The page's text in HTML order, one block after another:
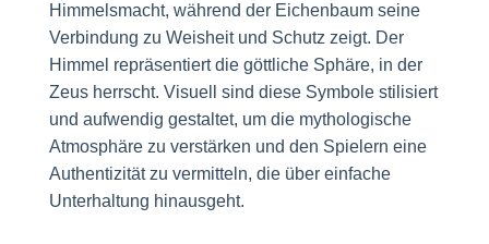
Himmelsmacht, während der Eichenbaum seine
Verbindung zu Weisheit und Schutz zeigt. Der
Himmel repräsentiert die göttliche Sphäre, in der
Zeus herrscht. Visuell sind diese Symbole stilisiert
und aufwendig gestaltet, um die mythologische
Atmosphäre zu verstärken und den Spielern eine
Authentizität zu vermitteln, die über einfache
Unterhaltung hinausgeht.